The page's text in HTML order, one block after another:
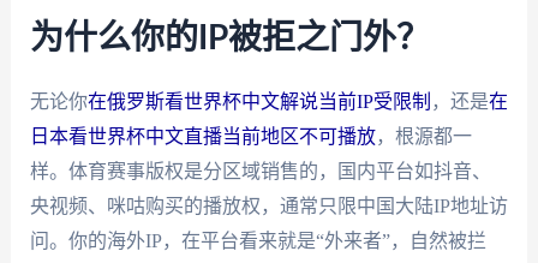
为什么你的IP被拒之门外？
无论你在俄罗斯看世界杯中文解说当前IP受限制 ，还是在
日本看世界杯中文直播当前地区不可播放，根源都一
样。体育赛事版权是分区域销售的，国内平台如抖音、
央视频、咪咕购买的播放权，通常只限中国大陆IP地址访
问。你的海外IP，在平台看来就是“外来者”，自然被拦